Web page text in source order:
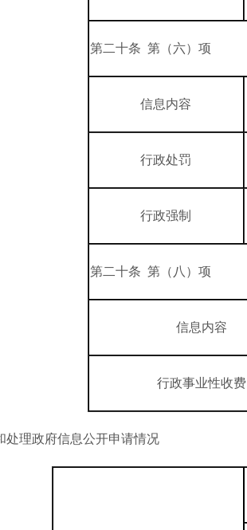
第二十条 第（六）项
信息内容
行政处罚
行政强制
第二十条 第（八）项
信息内容
行政事业性收费
理政府信息公开申请情况